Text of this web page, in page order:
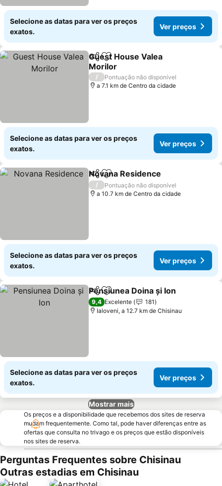
Selecione as datas para ver os preços
exatos.
Ver preços
PartilharAdicionar aos favoritos
Guest House Valea
Morilor
Ver preços
/
Pontuação não disponível
a 7.1 km de Centro da cidade
Selecione as datas para ver os preços
exatos.
Ver preços
PartilharAdicionar aos favoritos
Novana Residence
/
Pontuação não disponível
a 10.7 km de Centro da cidade
Selecione as datas para ver os preços
exatos.
Ver preços
PartilharAdicionar aos favoritos
Pensiunea Doina și Ion
9,4 Excelente
181
Ialoveni, a 12.7 km de Chisinau
Selecione as datas para ver os preços
exatos.
Ver preços
Mostrar mais
Os preços e a disponibilidade que recebemos dos sites de reserva
mudam frequentemente. Como tal, pode haver diferenças entre as
ofertas que consulta no trivago e os preços que estão disponíveis
nos sites de reserva.
Perguntas Frequentes sobre Chisinau
Outras estadias em Chisinau